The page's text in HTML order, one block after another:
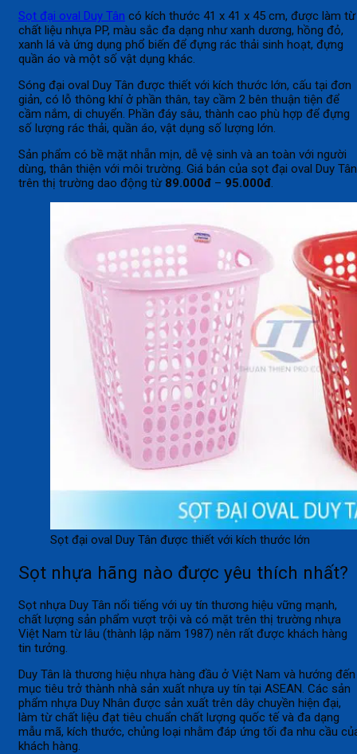
Sọt đại oval Duy Tân có kích thước 41 x 41 x 45 cm, được làm từ
chất liệu nhựa PP, màu sắc đa dạng như xanh dương, hồng đỏ,
xanh lá và ứng dụng phổ biến để đựng rác thải sinh hoạt, đựng
quần áo và một số vật dụng khác.
Sóng đại oval Duy Tân được thiết với kích thước lớn, cấu tại đơn
giản, có lỗ thông khí ở phần thân, tay cầm 2 bên thuận tiện để
cầm nắm, di chuyển. Phần đáy sâu, thành cao phù hợp để đựng
số lượng rác thải, quần áo, vật dụng số lượng lớn.
Sản phẩm có bề mặt nhẵn mịn, dễ vệ sinh và an toàn với người
dùng, thân thiện với môi trường. Giá bán của sọt đại oval Duy Tân
trên thị trường dao động từ 89.000đ – 95.000đ.
Sọt đại oval Duy Tân được thiết với kích thước lớn
Sọt nhựa hãng nào được yêu thích nhất?
Sọt nhựa Duy Tân nổi tiếng với uy tín thương hiệu vững mạnh,
chất lượng sản phẩm vượt trội và có mặt trên thị trường nhựa
Việt Nam từ lâu (thành lập năm 1987) nên rất được khách hàng
tin tưởng.
Duy Tân là thương hiệu nhựa hàng đầu ở Việt Nam và hướng đến
mục tiêu trở thành nhà sản xuất nhựa uy tín tại ASEAN. Các sản
phẩm nhựa Duy Nhân được sản xuất trên dây chuyền hiện đại,
làm từ chất liệu đạt tiêu chuẩn chất lượng quốc tế và đa dạng
mẫu mã, kích thước, chủng loại nhằm đáp ứng tối đa nhu cầu
khách hàng.